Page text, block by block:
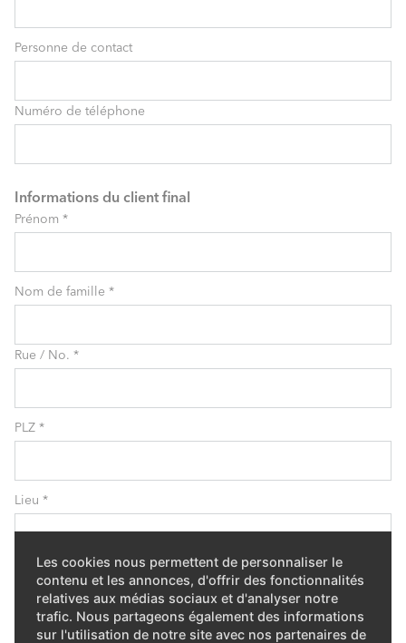
Les cookies nous permettent de personnaliser le
contenu et les annonces, d'offrir des fonctionnalités
relatives aux médias sociaux et d'analyser notre
trafic. Nous partageons également des informations
sur l'utilisation de notre site avec nos partenaires de
Personne de contact
Numéro de téléphone
Informations du client final
Prénom *
Nom de famille *
Rue / No. *
PLZ *
Lieu *
Numéro de téléphone